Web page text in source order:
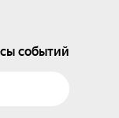
событий